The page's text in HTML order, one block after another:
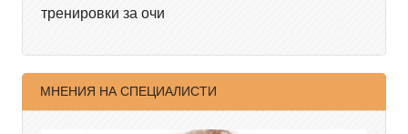
тренировки за очи
МНЕНИЯ НА СПЕЦИАЛИСТИ